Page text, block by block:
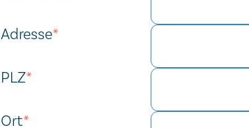
Adresse*
PLZ*
Ort*